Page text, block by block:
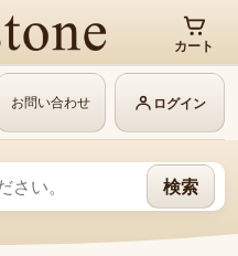
カート
お問い合わせ ログイン
検索